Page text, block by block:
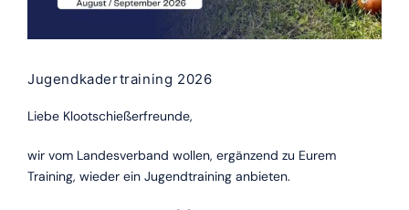
Jugendkadertraining 2026
Liebe Klootschießerfreunde,
wir vom Landesverband wollen, ergänzend zu Eurem
Training, wieder ein Jugendtraining anbieten.